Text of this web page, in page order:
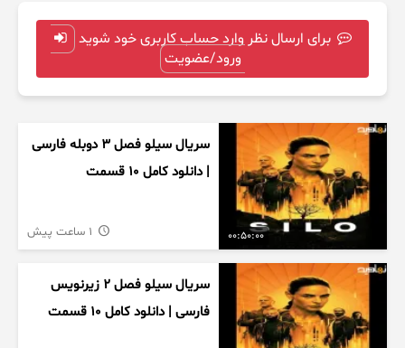
برای ارسال نظر وارد حساب کاربری خود شوید
ورود/عضویت
00:50:00
سریال سیلو فصل ۳ دوبله فارسی
| دانلود کامل ۱۰ قسمت
سریال سیلو فصل ۲ زیرنویس
فارسی | دانلود کامل ۱۰ قسمت